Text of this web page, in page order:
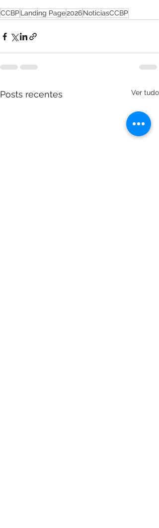
CCBPLanding Page2026NoticiasCCBP
Posts recentes Ver tudo